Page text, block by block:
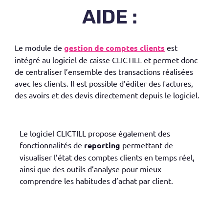
AIDE :
Le module de gestion de comptes clients est
intégré au logiciel de caisse CLICTILL et permet donc
de centraliser l’ensemble des transactions réalisées
avec les clients. Il est possible d’éditer des factures,
des avoirs et des devis directement depuis le logiciel.
Le logiciel CLICTILL propose également des
fonctionnalités de reporting permettant de
visualiser l’état des comptes clients en temps réel,
ainsi que des outils d’analyse pour mieux
comprendre les habitudes d’achat par client.